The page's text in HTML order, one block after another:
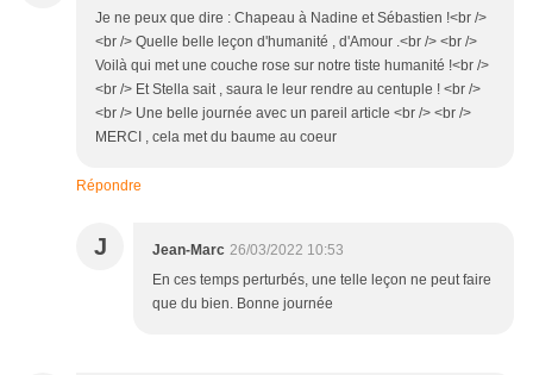
Je ne peux que dire : Chapeau à Nadine et Sébastien !<br />
<br /> Quelle belle leçon d'humanité , d'Amour .<br /> <br />
Voilà qui met une couche rose sur notre tiste humanité !<br />
<br /> Et Stella sait , saura le leur rendre au centuple ! <br />
<br /> Une belle journée avec un pareil article <br /> <br />
MERCI , cela met du baume au coeur
Répondre
J Jean-Marc 26/03/2022 10:53
En ces temps perturbés, une telle leçon ne peut faire
que du bien. Bonne journée